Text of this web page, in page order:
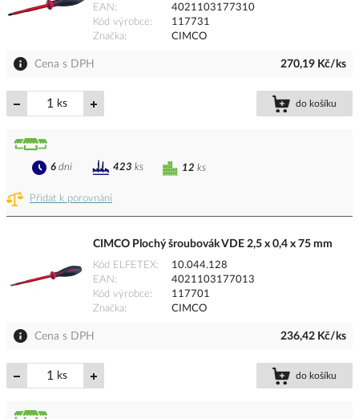
EAN
4021103177310
Kód výrobce
117731
Značka
CIMCO
Cena s DPH 270,19 Kč/ks
ks do košíku
Přidat k porovnání
12 ks
6 dní 423 ks
CIMCO Plochý šroubovák VDE 2,5 x 0,4 x 75 mm
Kód ELFETEX
10.044.128
EAN
4021103177013
Kód výrobce
117701
Značka
CIMCO
Cena s DPH 236,42 Kč/ks
ks do košíku